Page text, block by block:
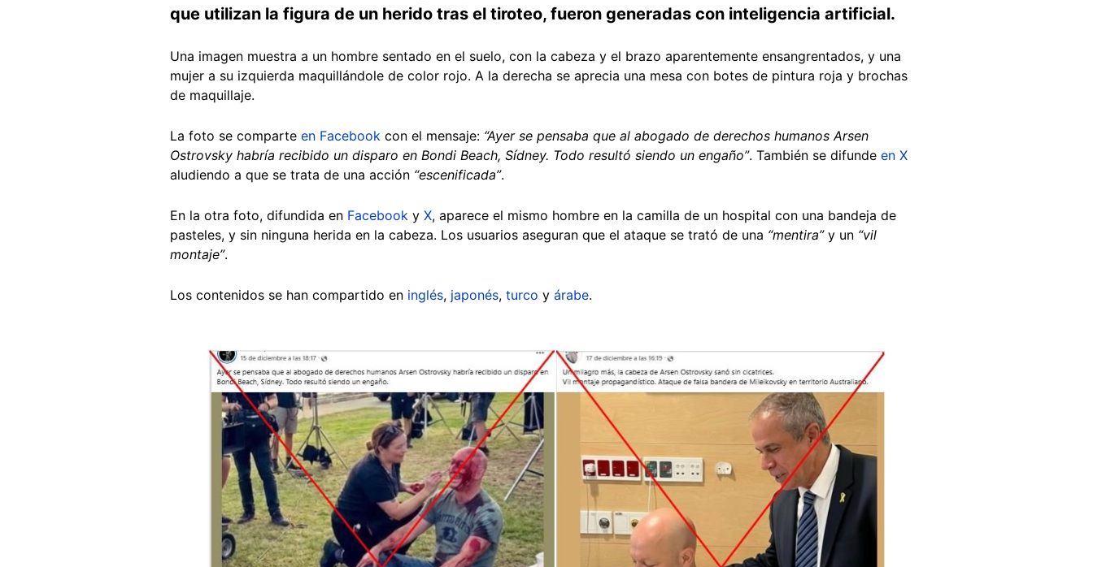
que utilizan la figura de un herido tras el tiroteo, fueron generadas con inteligencia artificial.
Una imagen muestra a un hombre sentado en el suelo, con la cabeza y el brazo aparentemente ensangrentados, y una
mujer a su izquierda maquillándole de color rojo. A la derecha se aprecia una mesa con botes de pintura roja y brochas
de maquillaje.
La foto se comparte en Facebook con el mensaje: “Ayer se pensaba que al abogado de derechos humanos Arsen
Ostrovsky habría recibido un disparo en Bondi Beach, Sídney. Todo resultó siendo un engaño”. También se difunde en X
aludiendo a que se trata de una acción “escenificada”.
En la otra foto, difundida en Facebook y X, aparece el mismo hombre en la camilla de un hospital con una bandeja de
pasteles, y sin ninguna herida en la cabeza. Los usuarios aseguran que el ataque se trató de una “mentira”y un “vil
montaje”.
Los contenidos se han compartido en inglés, japonés, turco y árabe.